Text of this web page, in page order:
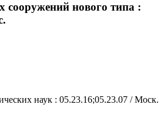
нового типа :
наук : 05.23.16;05.23.07 / Моск.